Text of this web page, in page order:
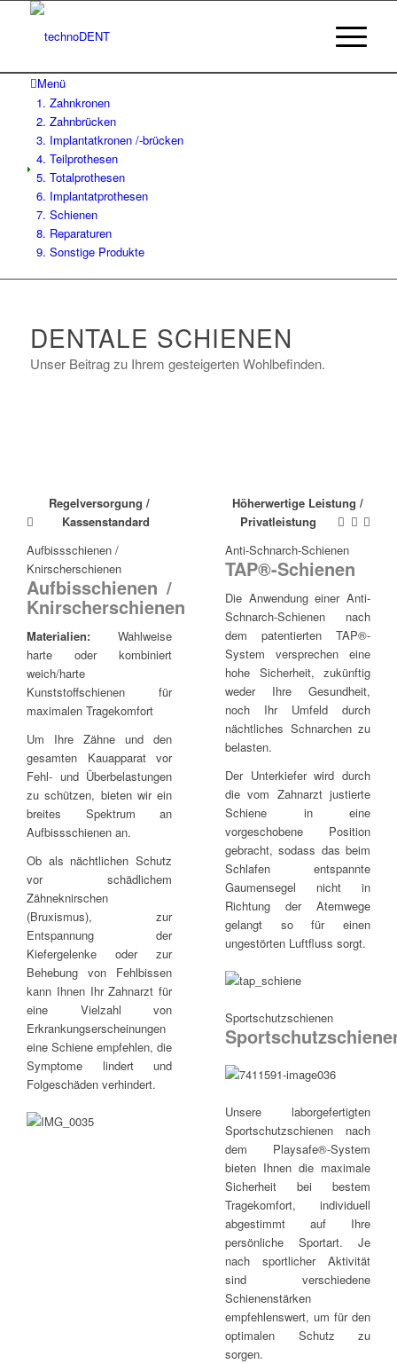
Menü
1. Zahnkronen
2. Zahnbrücken
3. Implantatkronen /-brücken
4. Teilprothesen
5. Totalprothesen
6. Implantatprothesen
7. Schienen
8. Reparaturen
9. Sonstige Produkte
DENTALE SCHIENEN
Unser Beitrag zu Ihrem gesteigerten Wohlbefinden.
Regelversorgung /
Kassenstandard
Aufbissschienen /
Knirscherschienen
Aufbisschienen /
Knirscherschienen
Materialien: Wahlweise
harte oder kombiniert
weich/harte
Kunststoffschienen für
maximalen Tragekomfort
Um Ihre Zähne und den
gesamten Kauapparat vor
Fehl- und Überbelastungen
zu schützen, bieten wir ein
breites Spektrum an
Aufbissschienen an.
Ob als nächtlichen Schutz
vor schädlichem
Zähneknirschen
(Bruxismus), zur
Entspannung der
Kiefergelenke oder zur
Behebung von Fehlbissen
kann Ihnen Ihr Zahnarzt für
eine Vielzahl von
Erkrankungserscheinungen
eine Schiene empfehlen, die
Symptome lindert und
Folgeschäden verhindert.
Höherwertige Leistung /
Privatleistung
Anti-Schnarch-Schienen
TAP®-Schienen
Die Anwendung einer Anti-
Schnarch-Schienen nach
dem patentierten TAP®-
System versprechen eine
hohe Sicherheit, zukünftig
weder Ihre Gesundheit,
noch Ihr Umfeld durch
nächtliches Schnarchen zu
belasten.
Der Unterkiefer wird durch
die vom Zahnarzt justierte
Schiene in eine
vorgeschobene Position
gebracht, sodass das beim
Schlafen entspannte
Gaumensegel nicht in
Richtung der Atemwege
gelangt so für einen
ungestörten Luftfluss sorgt.
Sportschutzschienen
Unsere laborgefertigten
Sportschutzschienen nach
dem Playsafe®-System
bieten Ihnen die maximale
Sicherheit bei bestem
Tragekomfort, individuell
abgestimmt auf Ihre
persönliche Sportart. Je
nach sportlicher Aktivität
sind verschiedene
Schienenstärken
empfehlenswert, um für den
optimalen Schutz zu
sorgen.